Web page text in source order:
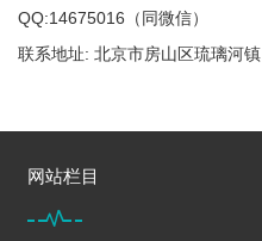
QQ:14675016（同微信）
联系地址: 北京市房山区琉璃河镇
网站栏目